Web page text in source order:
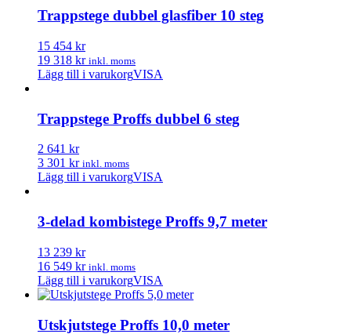
Trappstege dubbel glasfiber 10 steg
15 454 kr
19 318 kr inkl. moms
Lägg till i varukorgVISA
Trappstege Proffs dubbel 6 steg
2 641 kr
3 301 kr inkl. moms
Lägg till i varukorgVISA
3-delad kombistege Proffs 9,7 meter
13 239 kr
16 549 kr inkl. moms
Lägg till i varukorgVISA
Utskjutstege Proffs 10,0 meter